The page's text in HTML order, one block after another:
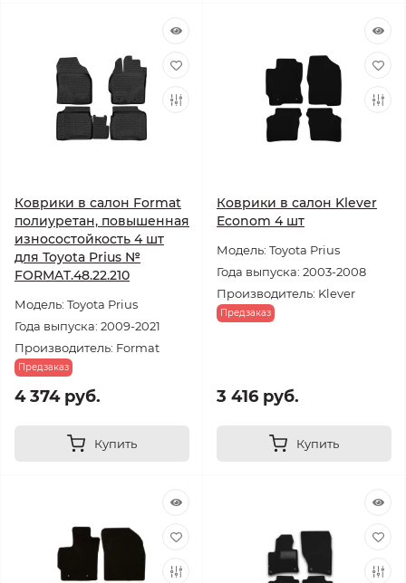
Коврики в салон Format
полиуретан, повышенная
износостойкость 4 шт
для Toyota Prius №
FORMAT.48.22.210
Модель: Toyota Prius
Года выпуска: 2009-2021
Производитель: Format
Предзаказ
4 374 руб.
Купить
Коврики в салон Klever
Econom 4 шт
Модель: Toyota Prius
Года выпуска: 2003-2008
Производитель: Klever
Предзаказ
3 416 руб.
Купить